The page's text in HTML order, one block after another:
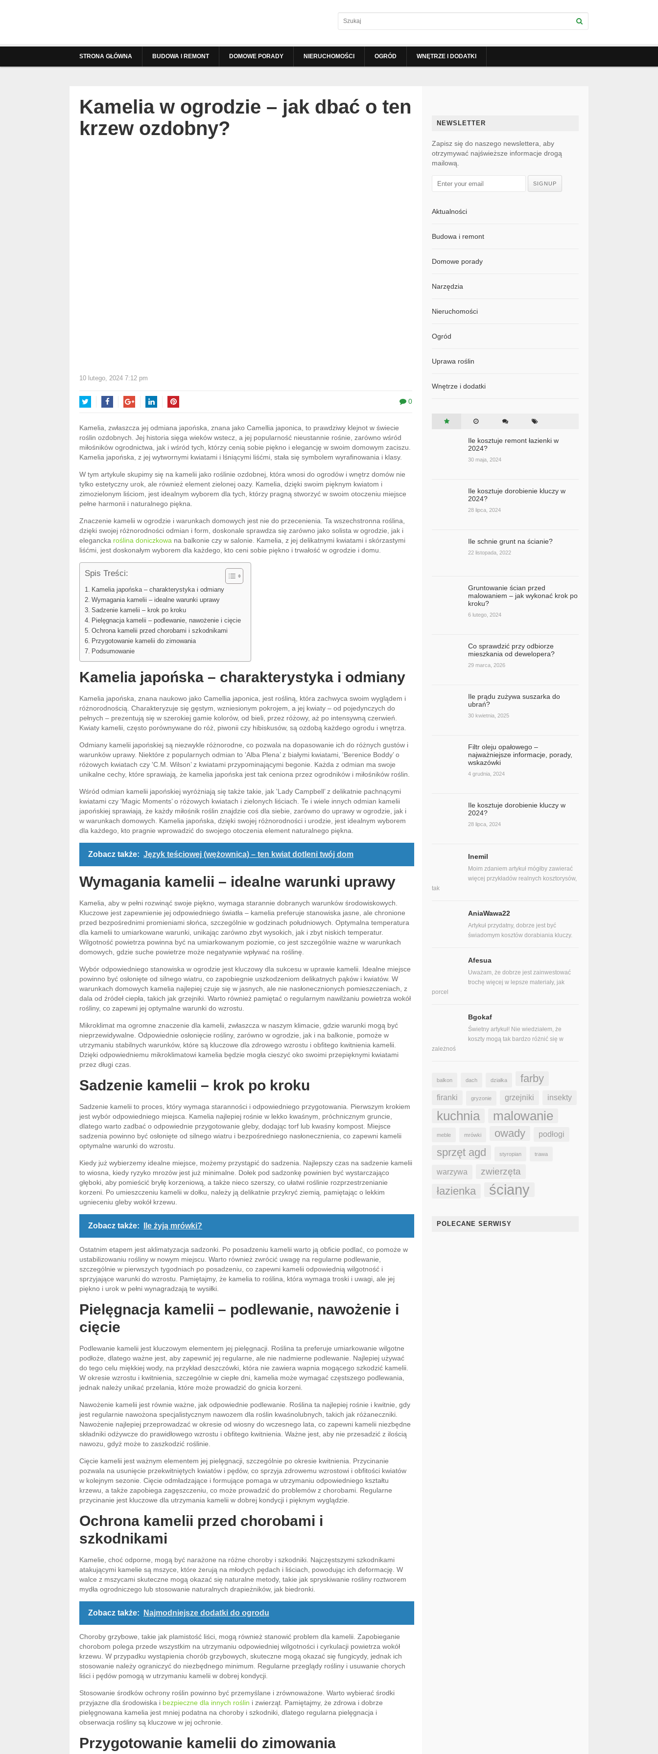
STRONA GŁÓWNA BUDOWA I REMONT DOMOWE PORADY NIERUCHOMOŚCI OGRÓD WNĘTRZE I DODATKI
Kamelia w ogrodzie – jak dbać o ten
krzew ozdobny?
10 lutego, 2024 7:12 pm
0
Kamelia, zwłaszcza jej odmiana japońska, znana jako Camellia japonica, to prawdziwy klejnot w świecie
roślin ozdobnych. Jej historia sięga wieków wstecz, a jej popularność nieustannie rośnie, zarówno wśród
miłośników ogrodnictwa, jak i wśród tych, którzy cenią sobie piękno i elegancję w swoim domowym zaciszu.
Kamelia japońska, z jej wytwornymi kwiatami i lśniącymi liśćmi, stała się symbolem wyrafinowania i klasy.
W tym artykule skupimy się na kamelii jako roślinie ozdobnej, która wnosi do ogrodów i wnętrz domów nie
tylko estetyczny urok, ale również element zielonej oazy. Kamelia, dzięki swoim pięknym kwiatom i
zimozielonym liściom, jest idealnym wyborem dla tych, którzy pragną stworzyć w swoim otoczeniu miejsce
pełne harmonii i naturalnego piękna.
Znaczenie kamelii w ogrodzie i warunkach domowych jest nie do przecenienia. Ta wszechstronna roślina,
dzięki swojej różnorodności odmian i form, doskonale sprawdza się zarówno jako solista w ogrodzie, jak i
elegancka roślina doniczkowa na balkonie czy w salonie. Kamelia, z jej delikatnymi kwiatami i skórzastymi
liśćmi, jest doskonałym wyborem dla każdego, kto ceni sobie piękno i trwałość w ogrodzie i domu.
Spis Treści:
Kamelia japońska – charakterystyka i odmiany
Wymagania kamelii – idealne warunki uprawy
Sadzenie kamelii – krok po kroku
Pielęgnacja kamelii – podlewanie, nawożenie i cięcie
Ochrona kamelii przed chorobami i szkodnikami
Przygotowanie kamelii do zimowania
Podsumowanie
Kamelia japońska – charakterystyka i odmiany
Kamelia japońska, znana naukowo jako Camellia japonica, jest rośliną, która zachwyca swoim wyglądem i
różnorodnością. Charakteryzuje się gęstym, wzniesionym pokrojem, a jej kwiaty – od pojedynczych do
pełnych – prezentują się w szerokiej gamie kolorów, od bieli, przez różowy, aż po intensywną czerwień.
Kwiaty kamelii, często porównywane do róż, piwonii czy hibiskusów, są ozdobą każdego ogrodu i wnętrza.
Odmiany kamelii japońskiej są niezwykle różnorodne, co pozwala na dopasowanie ich do różnych gustów i
warunków uprawy. Niektóre z popularnych odmian to 'Alba Plena’ z białymi kwiatami, 'Berenice Boddy’ o
różowych kwiatach czy 'C.M. Wilson’ z kwiatami przypominającymi begonie. Każda z odmian ma swoje
unikalne cechy, które sprawiają, że kamelia japońska jest tak ceniona przez ogrodników i miłośników roślin.
Wśród odmian kamelii japońskiej wyróżniają się także takie, jak 'Lady Campbell’ z delikatnie pachnącymi
kwiatami czy 'Magic Moments’ o różowych kwiatach i zielonych liściach. Te i wiele innych odmian kamelii
japońskiej sprawiają, że każdy miłośnik roślin znajdzie coś dla siebie, zarówno do uprawy w ogrodzie, jak i
w warunkach domowych. Kamelia japońska, dzięki swojej różnorodności i urodzie, jest idealnym wyborem
dla każdego, kto pragnie wprowadzić do swojego otoczenia element naturalnego piękna.
Zobacz także: Język teściowej (wężownica) – ten kwiat dotleni twój dom
Wymagania kamelii – idealne warunki uprawy
Kamelia, aby w pełni rozwinąć swoje piękno, wymaga starannie dobranych warunków środowiskowych.
Kluczowe jest zapewnienie jej odpowiedniego światła – kamelia preferuje stanowiska jasne, ale chronione
przed bezpośrednimi promieniami słońca, szczególnie w godzinach południowych. Optymalna temperatura
dla kamelii to umiarkowane warunki, unikając zarówno zbyt wysokich, jak i zbyt niskich temperatur.
Wilgotność powietrza powinna być na umiarkowanym poziomie, co jest szczególnie ważne w warunkach
domowych, gdzie suche powietrze może negatywnie wpływać na roślinę.
Wybór odpowiedniego stanowiska w ogrodzie jest kluczowy dla sukcesu w uprawie kamelii. Idealne miejsce
powinno być osłonięte od silnego wiatru, co zapobiegnie uszkodzeniom delikatnych pąków i kwiatów. W
warunkach domowych kamelia najlepiej czuje się w jasnych, ale nie nasłonecznionych pomieszczeniach, z
dala od źródeł ciepła, takich jak grzejniki. Warto również pamiętać o regularnym nawilżaniu powietrza wokół
rośliny, co zapewni jej optymalne warunki do wzrostu.
Mikroklimat ma ogromne znaczenie dla kamelii, zwłaszcza w naszym klimacie, gdzie warunki mogą być
nieprzewidywalne. Odpowiednie osłonięcie rośliny, zarówno w ogrodzie, jak i na balkonie, pomoże w
utrzymaniu stabilnych warunków, które są kluczowe dla zdrowego wzrostu i obfitego kwitnienia kamelii.
Dzięki odpowiedniemu mikroklimatowi kamelia będzie mogła cieszyć oko swoimi przepięknymi kwiatami
przez długi czas.
Sadzenie kamelii – krok po kroku
Sadzenie kamelii to proces, który wymaga staranności i odpowiedniego przygotowania. Pierwszym krokiem
jest wybór odpowiedniego miejsca. Kamelia najlepiej rośnie w lekko kwaśnym, próchnicznym gruncie,
dlatego warto zadbać o odpowiednie przygotowanie gleby, dodając torf lub kwaśny kompost. Miejsce
sadzenia powinno być osłonięte od silnego wiatru i bezpośredniego nasłonecznienia, co zapewni kamelii
optymalne warunki do wzrostu.
Kiedy już wybierzemy idealne miejsce, możemy przystąpić do sadzenia. Najlepszy czas na sadzenie kamelii
to wiosna, kiedy ryzyko mrozów jest już minimalne. Dołek pod sadzonkę powinien być wystarczająco
głęboki, aby pomieścić bryłę korzeniową, a także nieco szerszy, co ułatwi roślinie rozprzestrzenianie
korzeni. Po umieszczeniu kamelii w dołku, należy ją delikatnie przykryć ziemią, pamiętając o lekkim
ugnieceniu gleby wokół krzewu.
Zobacz także: Ile żyją mrówki?
Ostatnim etapem jest aklimatyzacja sadzonki. Po posadzeniu kamelii warto ją obficie podlać, co pomoże w
ustabilizowaniu rośliny w nowym miejscu. Warto również zwrócić uwagę na regularne podlewanie,
szczególnie w pierwszych tygodniach po posadzeniu, co zapewni kamelii odpowiednią wilgotność i
sprzyjające warunki do wzrostu. Pamiętajmy, że kamelia to roślina, która wymaga troski i uwagi, ale jej
piękno i urok w pełni wynagradzają te wysiłki.
Pielęgnacja kamelii – podlewanie, nawożenie i
cięcie
Podlewanie kamelii jest kluczowym elementem jej pielęgnacji. Roślina ta preferuje umiarkowanie wilgotne
podłoże, dlatego ważne jest, aby zapewnić jej regularne, ale nie nadmierne podlewanie. Najlepiej używać
do tego celu miękkiej wody, na przykład deszczówki, która nie zawiera wapnia mogącego szkodzić kamelii.
W okresie wzrostu i kwitnienia, szczególnie w ciepłe dni, kamelia może wymagać częstszego podlewania,
jednak należy unikać przelania, które może prowadzić do gnicia korzeni.
Nawożenie kamelii jest równie ważne, jak odpowiednie podlewanie. Roślina ta najlepiej rośnie i kwitnie, gdy
jest regularnie nawożona specjalistycznym nawozem dla roślin kwaśnolubnych, takich jak różaneczniki.
Nawożenie najlepiej przeprowadzać w okresie od wiosny do wczesnego lata, co zapewni kamelii niezbędne
składniki odżywcze do prawidłowego wzrostu i obfitego kwitnienia. Ważne jest, aby nie przesadzić z ilością
nawozu, gdyż może to zaszkodzić roślinie.
Cięcie kamelii jest ważnym elementem jej pielęgnacji, szczególnie po okresie kwitnienia. Przycinanie
pozwala na usunięcie przekwitniętych kwiatów i pędów, co sprzyja zdrowemu wzrostowi i obfitości kwiatów
w kolejnym sezonie. Cięcie odmładzające i formujące pomaga w utrzymaniu odpowiedniego kształtu
krzewu, a także zapobiega zagęszczeniu, co może prowadzić do problemów z chorobami. Regularne
przycinanie jest kluczowe dla utrzymania kamelii w dobrej kondycji i pięknym wyglądzie.
Ochrona kamelii przed chorobami i
szkodnikami
Kamelie, choć odporne, mogą być narażone na różne choroby i szkodniki. Najczęstszymi szkodnikami
atakującymi kamelie są mszyce, które żerują na młodych pędach i liściach, powodując ich deformację. W
walce z mszycami skuteczne mogą okazać się naturalne metody, takie jak spryskiwanie rośliny roztworem
mydła ogrodniczego lub stosowanie naturalnych drapieżników, jak biedronki.
Zobacz także: Najmodniejsze dodatki do ogrodu
Choroby grzybowe, takie jak plamistość liści, mogą również stanowić problem dla kamelii. Zapobieganie
chorobom polega przede wszystkim na utrzymaniu odpowiedniej wilgotności i cyrkulacji powietrza wokół
krzewu. W przypadku wystąpienia chorób grzybowych, skuteczne mogą okazać się fungicydy, jednak ich
stosowanie należy ograniczyć do niezbędnego minimum. Regularne przeglądy rośliny i usuwanie chorych
liści i pędów pomogą w utrzymaniu kamelii w dobrej kondycji.
Stosowanie środków ochrony roślin powinno być przemyślane i zrównoważone. Warto wybierać środki
przyjazne dla środowiska i bezpieczne dla innych roślin i zwierząt. Pamiętajmy, że zdrowa i dobrze
pielęgnowana kamelia jest mniej podatna na choroby i szkodniki, dlatego regularna pielęgnacja i
obserwacja rośliny są kluczowe w jej ochronie.
Przygotowanie kamelii do zimowania
NEWSLETTER
Zapisz się do naszego newslettera, aby
otrzymywać najświeższe informacje drogą
mailową.
SIGNUP
Aktualności
Budowa i remont
Domowe porady
Narzędzia
Nieruchomości
Ogród
Uprawa roślin
Wnętrze i dodatki
Ile kosztuje remont łazienki w
2024?
30 maja, 2024
Ile kosztuje dorobienie kluczy w
2024?
28 lipca, 2024
Ile schnie grunt na ścianie?
22 listopada, 2022
Gruntowanie ścian przed
malowaniem – jak wykonać krok po
kroku?
6 lutego, 2024
Co sprawdzić przy odbiorze
mieszkania od dewelopera?
29 marca, 2026
Ile prądu zużywa suszarka do
ubrań?
30 kwietnia, 2025
Filtr oleju opałowego –
najważniejsze informacje, porady,
wskazówki
4 grudnia, 2024
Ile kosztuje dorobienie kluczy w
2024?
28 lipca, 2024
Inemil
Moim zdaniem artykuł mógłby zawierać
więcej przykładów realnych kosztorysów,
tak
AniaWawa22
Artykuł przydatny, dobrze jest być
świadomym kosztów dorabiania kluczy.
Afesua
Uważam, że dobrze jest zainwestować
trochę więcej w lepsze materiały, jak
porcel
Bgokaf
Świetny artykuł! Nie wiedziałem, że
koszty mogą tak bardzo różnić się w
zależnoś
balkon dach działka farby
firanki gryzonie grzejniki insekty
kuchnia malowanie
meble mrówki owady podłogi
sprzęt agd styropian trawa
warzywa zwierzęta
łazienka ściany
POLECANE SERWISY